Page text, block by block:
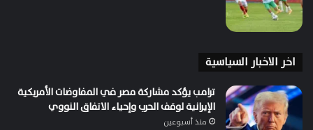
اخر الاخبار السياسية
ترامب يؤكد مشاركة مصر في المفاوضات الأمريكية
الإيرانية لوقف الحرب وإحياء الاتفاق النووي
منذ أسبوعين